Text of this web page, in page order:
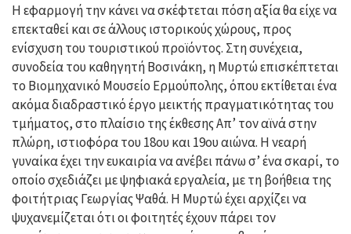
Η εφαρμογή την κάνει να σκέφτεται πόση αξία θα είχε να
επεκταθεί και σε άλλους ιστορικούς χώρους, προς
ενίσχυση του τουριστικού προϊόντος. Στη συνέχεια,
συνοδεία του καθηγητή Βοσινάκη, η Μυρτώ επισκέπτεται
το Βιομηχανικό Μουσείο Ερμούπολης, όπου εκτίθεται ένα
ακόμα διαδραστικό έργο μεικτής πραγματικότητας του
τμήματος, στο πλαίσιο της έκθεσης Απ’ τον αϊνά στην
πλώρη, ιστιοφόρα του 18ου και 19ου αιώνα. Η νεαρή
γυναίκα έχει την ευκαιρία να ανέβει πάνω σ’ ένα σκαρί, το
οποίο σχεδιάζει με ψηφιακά εργαλεία, με τη βοήθεια της
φοιτήτριας Γεωργίας Ψαθά. Η Μυρτώ έχει αρχίζει να
ψυχανεμίζεται ότι οι φοιτητές έχουν πάρει τον